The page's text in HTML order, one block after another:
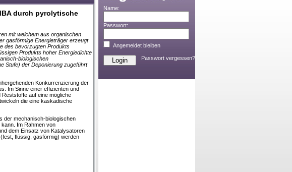
durch pyrolytische
mit welchem aus organischen
gasförmige Energieträger erzeugt
des bevorzugten Produkts
Produkts hoher Energiedichte
biologischen
Stufe) der Deponierung zugeführt
Konkurrenzierung der
Im Sinne einer effizienten und
auf eine mögliche
die eine kaskadische
der mechanisch-biologischen
Im Rahmen von
dem Einsatz von Katalysatoren
flüssig, gasförmig) werden
Name:
Passwort:
Angemeldet bleiben
Passwort vergessen?